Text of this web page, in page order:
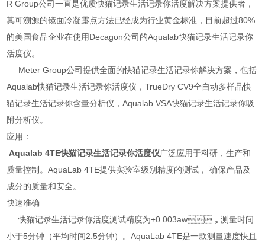
R Group公司一直是优质快猫记录生活记录你活度解决方案提供者，
其可溯源的镜面冷凝露点方法已经成为行业黄金标准，目前超过80%
的美国食品企业在使用Decagon公司的Aqualab快猫记录生活记录你
活度仪。
Meter Group公司提供全面的快猫记录生活记录你解决方案，包括
Aqualab快猫记录生活记录你活度仪，TrueDry CV9全自动多样品快
猫记录生活记录你含量分析仪，Aqualab VSA快猫记录生活记录你吸
附分析仪。
应用：
Aqualab 4TE快猫记录生活记录你活度仪广泛应用于科研，生产和
质量控制。AquaLab 4TE提供实验室级别精度的测试， 确保产品及
成分的质量和安全。
快速准确
快猫记录生活记录你活度测试精度为±0.003aw，测量时间
小于5分钟（平均时间2.5分钟）。AquaLab 4TE是一款测量速度快且